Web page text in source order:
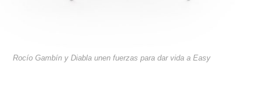
Rocío Gambín y Diabla unen fuerzas para dar vida a Easy